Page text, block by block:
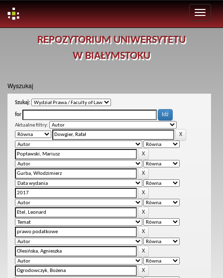
REPOZYTORIUM UNIWERSYTETU
W BIAŁYMSTOKU
Wyszukaj
Szukaj:
for
Aktualne filtry: